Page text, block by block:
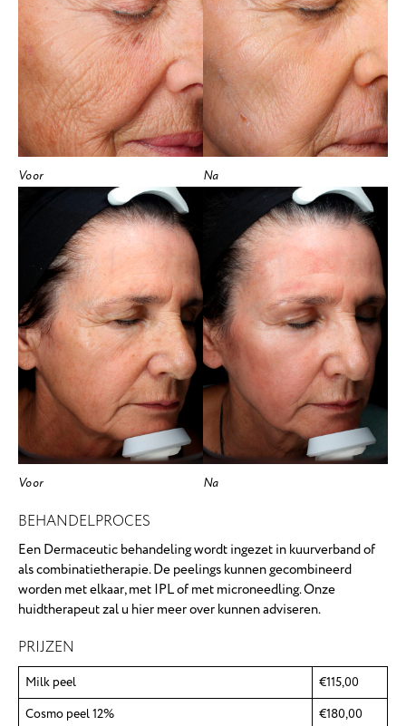
Voor Na
Voor Na
BEHANDELPROCES
Een Dermaceutic behandeling wordt ingezet in kuurverband of
als combinatietherapie. De peelings kunnen gecombineerd
worden met elkaar, met IPL of met microneedling. Onze
huidtherapeut zal u hier meer over kunnen adviseren.
PRIJZEN
Milk peel
€115,00
Cosmo peel 12%
€180,00